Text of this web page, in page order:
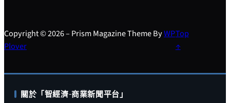
Copyright © 2026 – Prism Magazine Theme ByWP
Plover
Top
↑
關於「智經濟-商業新聞平台」